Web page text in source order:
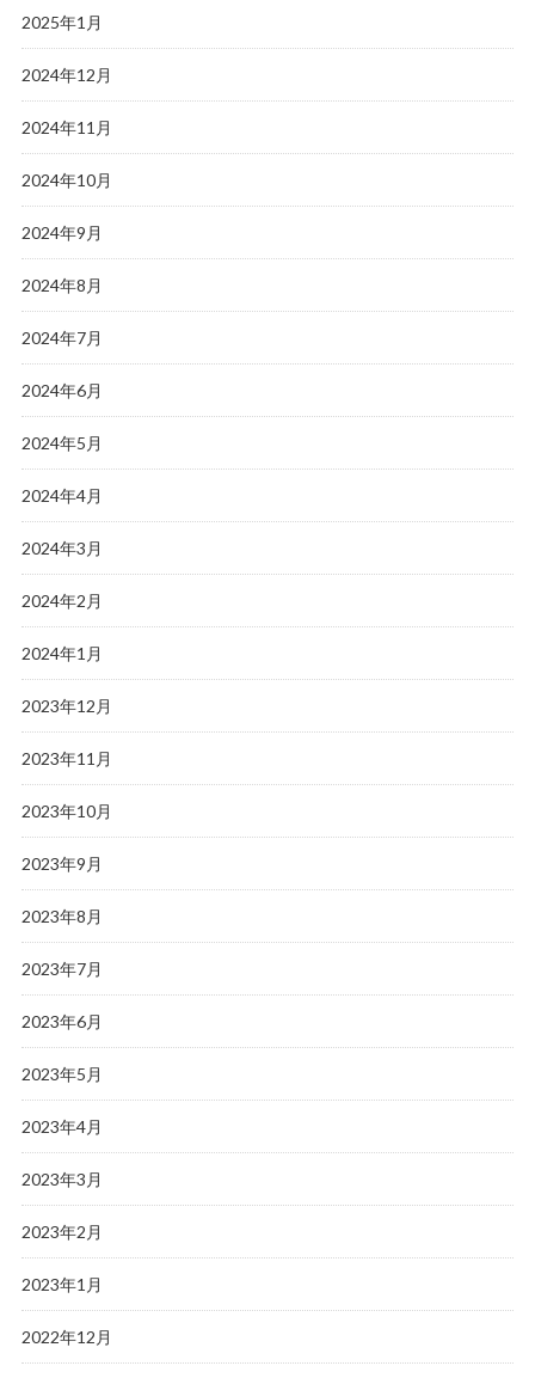
2025年1月
2024年12月
2024年11月
2024年10月
2024年9月
2024年8月
2024年7月
2024年6月
2024年5月
2024年4月
2024年3月
2024年2月
2024年1月
2023年12月
2023年11月
2023年10月
2023年9月
2023年8月
2023年7月
2023年6月
2023年5月
2023年4月
2023年3月
2023年2月
2023年1月
2022年12月